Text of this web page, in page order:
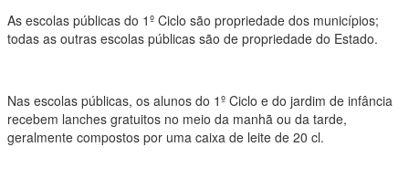
As escolas públicas do 1º Ciclo são propriedade dos municípios;
todas as outras escolas públicas são de propriedade do Estado.
Nas escolas públicas, os alunos do 1º Ciclo e do jardim de infância
recebem lanches gratuitos no meio da manhã ou da tarde,
geralmente compostos por uma caixa de leite de 20 cl.